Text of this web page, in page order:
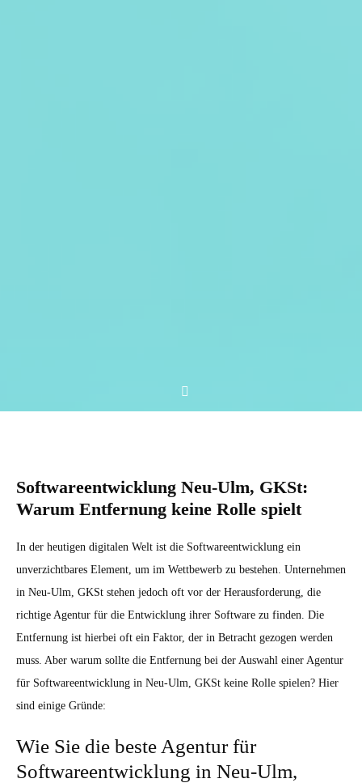
Softwareentwicklung Neu-Ulm, GKSt:
Warum Entfernung keine Rolle spielt
In der heutigen digitalen Welt ist die Softwareentwicklung ein
unverzichtbares Element, um im Wettbewerb zu bestehen. Unternehmen
in Neu-Ulm, GKSt stehen jedoch oft vor der Herausforderung, die
richtige Agentur für die Entwicklung ihrer Software zu finden. Die
Entfernung ist hierbei oft ein Faktor, der in Betracht gezogen werden
muss. Aber warum sollte die Entfernung bei der Auswahl einer Agentur
für Softwareentwicklung in Neu-Ulm, GKSt keine Rolle spielen? Hier
sind einige Gründe:
Wie Sie die beste Agentur für
Softwareentwicklung in Neu-Ulm,